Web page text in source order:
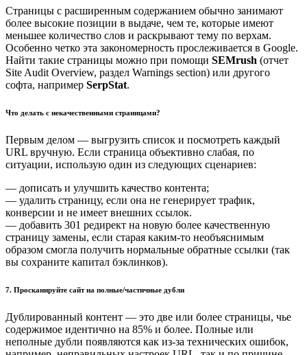
Страницы с расширенным содержанием обычно занимают
более высокие позиции в выдаче, чем те, которые имеют
меньшее количество слов и раскрывают тему по верхам.
Особенно четко эта закономерность прослеживается в Google.
Найти такие страницы можно при помощи SEMrush (отчет
Site Audit Overview, раздел Warnings section) или другого
софта, например SerpStat.
Что делать с некачественными страницами?
Первым делом — выгрузить список и посмотреть каждый
URL вручную. Если страница объективно слабая, по
ситуации, использую один из следующих сценариев:
— дописать и улучшить качество контента;
— удалить страницу, если она не генерирует трафик,
конверсии и не имеет внешних ссылок.
— добавить 301 редирект на новую более качественную
страницу замены, если старая каким-то необъяснимым
образом смогла получить нормальные обратные ссылки (так
вы сохраните капитал бэклинков).
7. Просканируйте сайт на полные/частичные дубли
Дублированный контент — это две или более страницы, чье
содержимое идентично на 85% и более. Полные или
неполные дубли появляются как из-за технических ошибок,